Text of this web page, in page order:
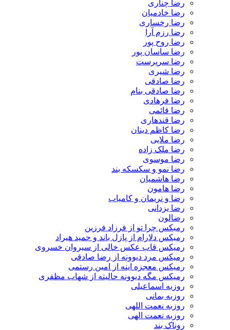
رضا چناری
رضا خادمیان
رضا رخساری
رضا رزم آرا
رضا روح پور
رضا ساسان پور
رضا سرپرست
رضا شیری
رضا صادقی
رضا صادقی بنام
رضا فرهادی
رضا قائمی
رضا قندهاری
رضا کاظم دینان
رضا ملایی
رضا ملک زاده
رضا موسوی
رضا نمو و سکسکه بند
رضا هاشمیان
رضا هامون
رضا و نریمان و کامیاب
رضا یزدانی
رضالون
رمیکس چرا تو از فرزاد فرزین
رمیکس دلارام از پازل باند و حمید هیراد
رمیکس قاب عکس خالی از سیروان خسروی
رمیکس مرد دیوونه از رضا صادقی
رمیکس معجزه اینه از امین رستمی
رمیکس مگه دیوونه حالیته از شهاب مظفری
روزبه اسماعیلی
روزبه بمانی
روزبه نعمت اللهی
روزبه نعمت الهی
روناک بند